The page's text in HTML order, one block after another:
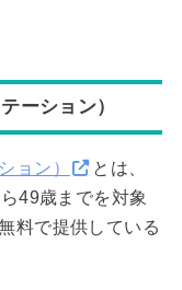
ーション）
ョン）
とは、
49歳までを対象
料で提供している